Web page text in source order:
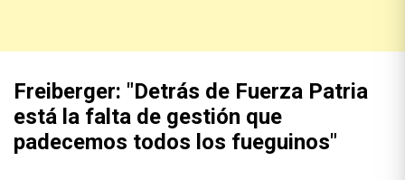
Freiberger: "Detrás de Fuerza Patria
está la falta de gestión que
padecemos todos los fueguinos"